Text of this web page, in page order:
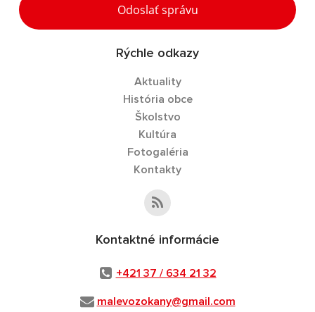
Odoslať správu
Rýchle odkazy
Aktuality
História obce
Školstvo
Kultúra
Fotogaléria
Kontakty
Kontaktné informácie
+421 37 / 634 21 32
malevozokany@gmail.com